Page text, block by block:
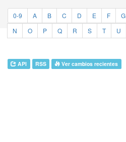
0-9 A B C D E F G
N
O P Q R S T U
API RSS Ver cambios recientes